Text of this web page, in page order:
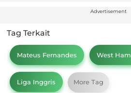
Advertisement
Tag Terkait
Mateus Fernandes West
Liga Inggris More Tag